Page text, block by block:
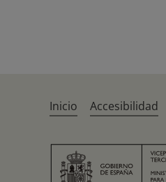
Inicio Accesibilidad